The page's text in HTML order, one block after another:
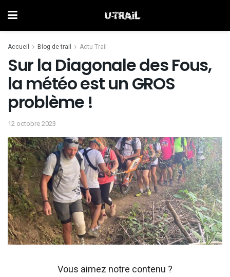
Accueil Blog de trail Actu Trail
Sur la Diagonale des Fous,
la météo est un GROS
problème !
12 octobre 2023
Vous aimez notre contenu ?